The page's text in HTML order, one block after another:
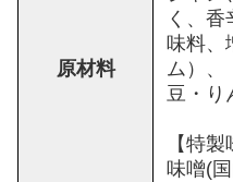
原材料
く、
味料、
ム）、
豆・り
【特製
味噌(